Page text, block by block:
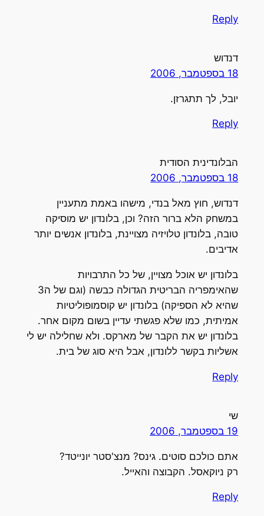
Reply
דנדוש
18 בספטמבר, 2006
יובל, לך תתגרזן.
Reply
הבלונדינית הסודית
18 בספטמבר, 2006
דנדוש, חוץ מאל בנדי, מישהו באמת מתעניין
במשחק הלא ברור הזה? וכן, בלונדון יש מוסיקה
טובה, בלונדון טלויזיה מצויינת, בלונדון אנשים יותר
אדיבים.
בלונדון יש אוכל מצויין, של כל התרבויות
שהאימפריה הבריטית הגדולה כבשה (וגם של ה3
שהיא לא הספיקה) בלונדון יש קוסמופוליטיות
אמיתית, כמו שלא פגשתי עדיין בשום מקום אחר.
בלונדון יש את הקבר של מארקס. ולא שחלילה יש לי
אשליות בקשר ללונדון, אבל היא סוג של בית.
Reply
שי
19 בספטמבר, 2006
אתם כולכם סוטים. גינס? מנצ'סטר יונייטד?
רק ניוקאסל. הקבוצה והאייל.
Reply